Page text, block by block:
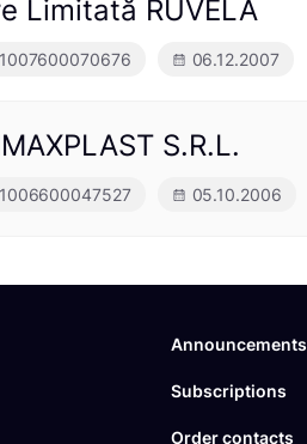
Limitată RUVELA
1007600070676 06.12.2007
S.R.L.
1006600047527 05.10.2006
Announcements
Subscriptions
Order contacts